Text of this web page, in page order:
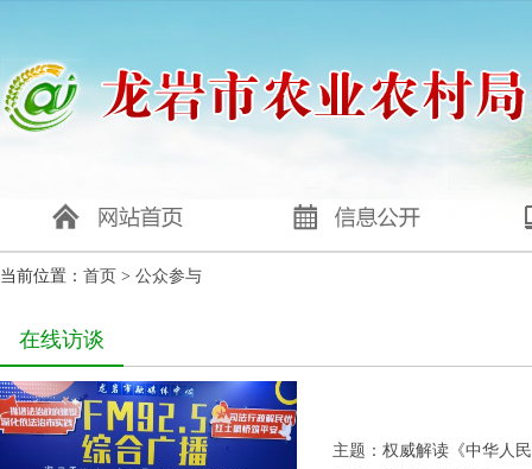
当前位置： 首页 > 公众参与
在线访谈
主题：权威解读《中华人